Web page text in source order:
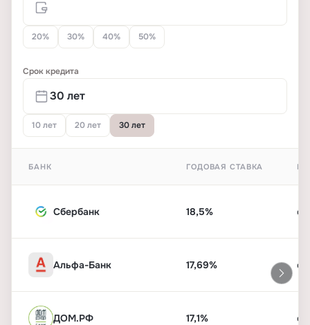
20% 30% 40% 50%
Срок кредита
10 лет 20 лет 30 лет
БАНК ГОДОВАЯ СТАВКА
Сбербанк 18,5%
Альфа-Банк 17,69%
ДОМ.РФ 17,1%